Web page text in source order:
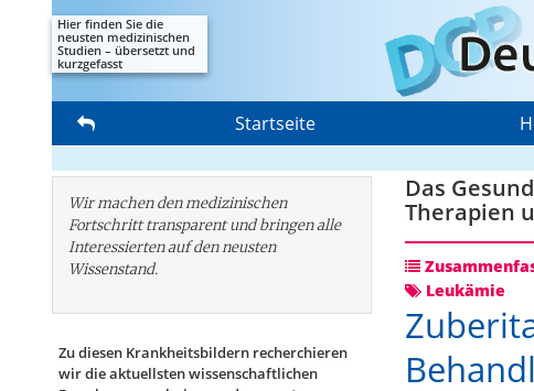
Hier finden Sie die
neusten medizinischen
Studien – übersetzt und
kurzgefasst
Startseite
Wir machen den medizinischen
Fortschritt transparent und bringen alle
Interessierten auf den neusten
Wissenstand.
Zu diesen Krankheitsbildern recherchieren
wir die aktuellsten wissenschaftlichen
Das
Therapien
Leukämie